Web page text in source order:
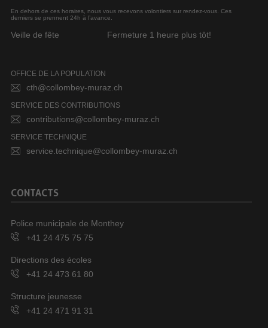
En dehors de ces horaires, nous vous recevons volontiers sur rendez-vous. Ces
derniers se prennent 24h à l’avance.
Veille de fête Fermeture 1 heure plus tôt!
OFFICE DE LA POPULATION
cth@collombey-muraz.ch
SERVICE DES CONTRIBUTIONS
contributions@collombey-muraz.ch
SERVICE TECHNIQUE
service.technique@collombey-muraz.ch
CONTACTS
Police municipale de Monthey
+41 24 475 75 75
Directions des écoles
+41 24 473 61 80
Structure jeunesse
+41 24 471 91 31